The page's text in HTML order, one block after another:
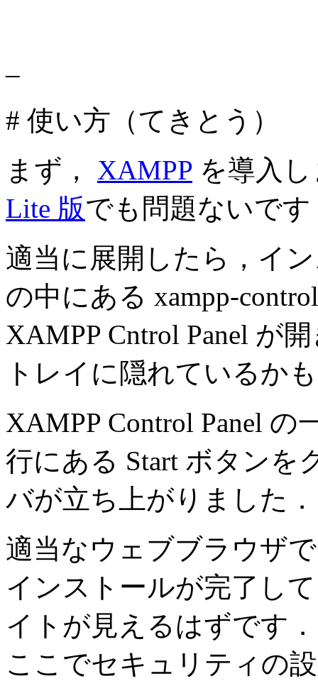
–
# 使い方（てきとう）
まず， XAMPP を導入
Lite 版でも問題ないです
適当に展開したら，イ
の中にある xampp-
XAMPP Cntrol Panel が
トレイに隠れているか
XAMPP Control Panel の
行にある Start ボタンを
バが立ち上がりました．
適当なウェブブラウザ
インストールが完了し
イトが見えるはずです．
ここでセキュリティの